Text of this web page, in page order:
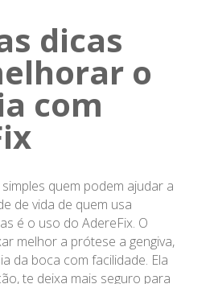
dicas
o
com
quem podem ajudar a
de vida de quem usa
é o uso do AdereFix. O
melhor a prótese a gengiva,
da boca com facilidade. Ela
te deixa mais seguro para